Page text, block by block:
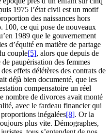
1975 l’état civil est un motif
des naissances hors
100, ce qui pose de nouveaux
1989 que le gouvernement
d’équité en matière de partage
couple[5], alors que depuis de
paupérisation des femmes
effets délétères des contrats de
déjà bien documenté, que les
compensatoire un réel
nombre de divorces avait monté
avec le fardeau financier qui
inégalées[8]. Or la
plus vite. Démographes,